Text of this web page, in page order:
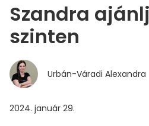
Szandra
szinten
Urbán-Váradi Alexandra
2024. január 29.